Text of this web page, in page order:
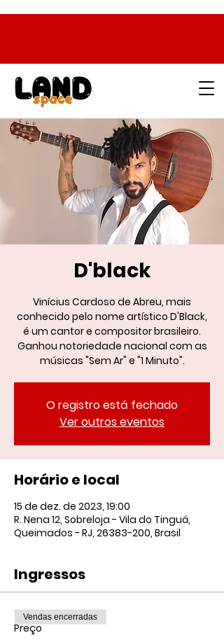
D'black
Vinícius Cardoso de Abreu, mais
conhecido pelo nome artístico D'Black,
é um cantor e compositor brasileiro.
Ganhou notoriedade nacional com as
músicas "Sem Ar" e "1 Minuto".
O registro está fechado
Ver outros eventos
Horário e local
15 de dez. de 2023, 19:00
R. Nena 12, Sobreloja - Vila do Tinguá,
Queimados - RJ, 26383-200, Brasil
Ingressos
Preço
Vendas encerradas